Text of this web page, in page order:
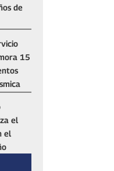
de
15
el
el